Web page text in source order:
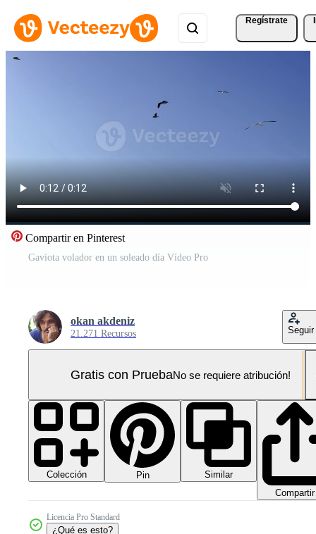
Regístrate
Compartir en Pinterest
Gaviota volador en un soleado día Vídeo Pro
okan akdeniz
21.271 Recursos Seguir
Gratis con PruebaNo se requiere atribución!
Colección Pin
Similar
Compartir
Licencia Pro Standard
¿Qué es esto?